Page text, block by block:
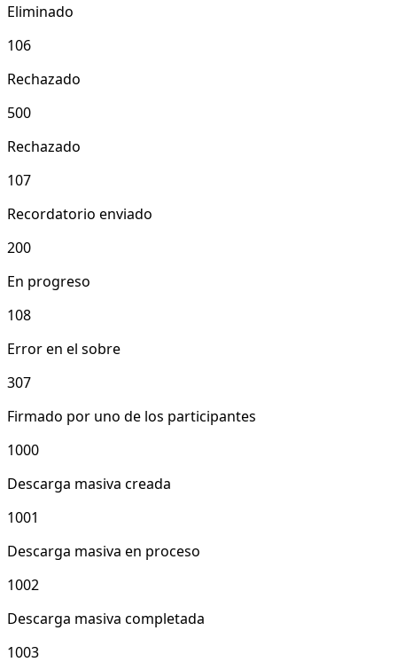
Eliminado
106
Rechazado
500
Rechazado
107
Recordatorio enviado
200
En progreso
108
Error en el sobre
307
Firmado por uno de los participantes
1000
Descarga masiva creada
1001
Descarga masiva en proceso
1002
Descarga masiva completada
1003